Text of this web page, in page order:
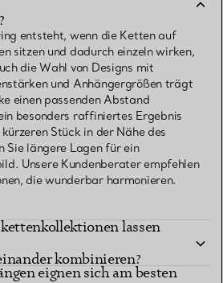
entsteht, wenn die Ketten auf
sitzen und dadurch einzeln wirken,
die Wahl von Designs mit
und Anhängergrößen trägt
einen passenden Abstand
besonders raffiniertes Ergebnis
Stück in der Nähe des
Sie längere Lagen für ein
Unsere Kundenberater empfehlen
die wunderbar harmonieren.
lassen
kombinieren?
eignen sich am besten